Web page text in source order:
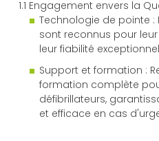
1.1 Engagement envers la
Technologie de pointe :
sont reconnus pour
leur fiabilité
Support et formation :
formation complète
défibrillateurs,
et efficace en cas